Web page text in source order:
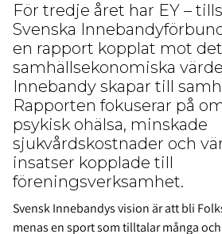
För tredje året har EY –
Svenska
en rapport kopplat mot det
samhällsekonomiska
Innebandy skapar till
Rapporten fokuserar på
psykisk ohälsa, minskade
sjukvårdskostnader och
insatser kopplade till
föreningsverksamhet.
Svensk Innebandys vision är att bli
menas en sport som tilltalar många